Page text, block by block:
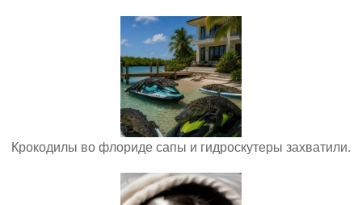
Крокодилы во флориде сапы и гидроскутеры захватили.